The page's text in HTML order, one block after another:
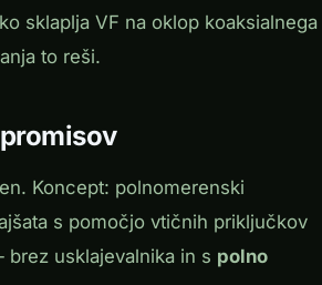
sklaplja VF na oklop koaksialnega
to reši.
Koncept: polnomerenski
s pomočjo vtičnih priključkov
usklajevalnika in s polno